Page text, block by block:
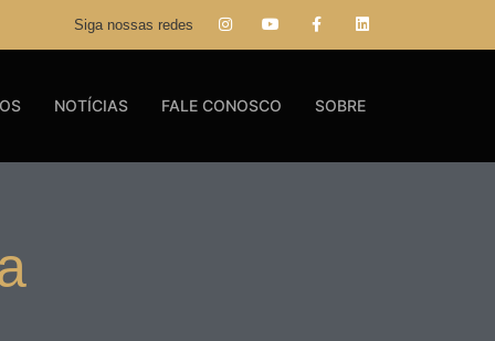
Siga nossas redes
NOTÍCIAS FALE CONOSCO SOBRE